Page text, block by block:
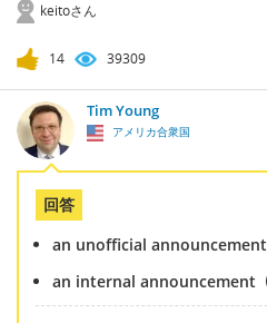
keitoさん
14 39309
Tim Young
アメリカ合衆国
回答
an unofficial announcement
an internal announcement